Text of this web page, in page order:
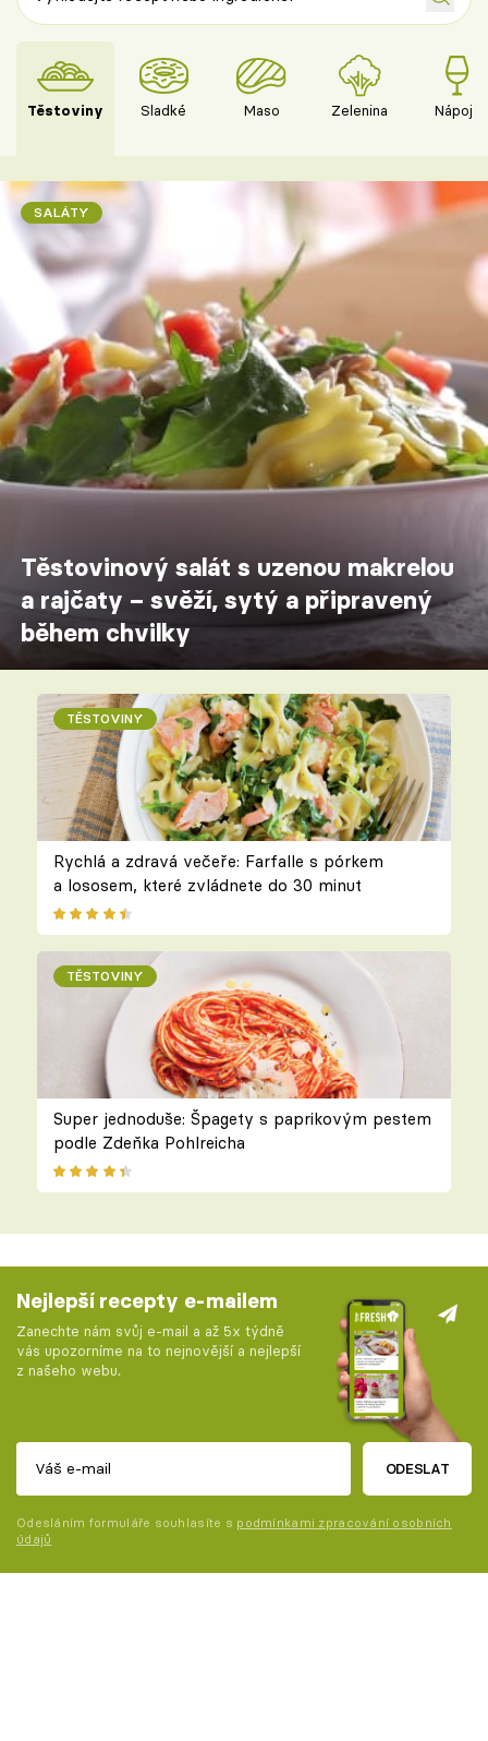
Těstoviny Sladké Maso Zelenina Nápoje
SALÁTY
Těstovinový salát s uzenou makrelou
a rajčaty – svěží, sytý a připravený
během chvilky
TĚSTOVINY
Rychlá a zdravá večeře: Farfalle s pórkem
a lososem, které zvládnete do 30 minut
TĚSTOVINY
Super jednoduše: Špagety s paprikovým pestem
podle Zdeňka Pohlreicha
Nejlepší recepty e-mailem
Zanechte nám svůj e-mail a až 5x týdně
vás upozorníme na to nejnovější a nejlepší
z našeho webu.
ODESLAT
Odesláním formuláře souhlasíte s podmínkami zpracování osobních
údajů